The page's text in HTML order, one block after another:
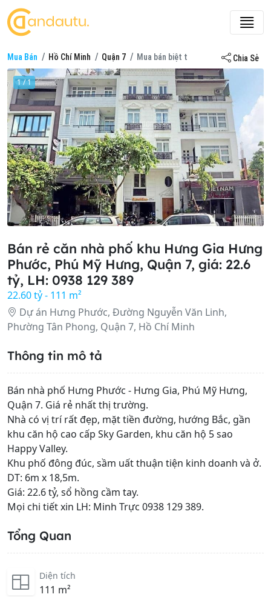
Mua Bán Hồ Chí Minh Quận 7 Mua bán biệt thự ở Khu nhà phố
Chia Sẻ
1 / 1
Bán rẻ căn nhà phố khu Hưng Gia Hưng
Phước, Phú Mỹ Hưng, Quận 7, giá: 22.6
tỷ, LH: 0938 129 389
22.60 tỷ - 111 m²
Dự án Hưng Phước, Đường Nguyễn Văn Linh,
Phường Tân Phong, Quận 7, Hồ Chí Minh
Thông tin mô tả
Bán nhà phố Hưng Phước - Hưng Gia, Phú Mỹ Hưng,
Quận 7. Giá rẻ nhất thị trường.
Nhà có vị trí rất đẹp, mặt tiền đường, hướng Bắc, gần
khu căn hộ cao cấp Sky Garden, khu căn hộ 5 sao
Happy Valley.
Khu phố đông đúc, sầm uất thuận tiện kinh doanh và ở.
DT: 6m x 18,5m.
Giá: 22.6 tỷ, sổ hồng cầm tay.
Mọi chi tiết xin LH: Minh Trực 0938 129 389.
Tổng Quan
Diện tích
111 m²